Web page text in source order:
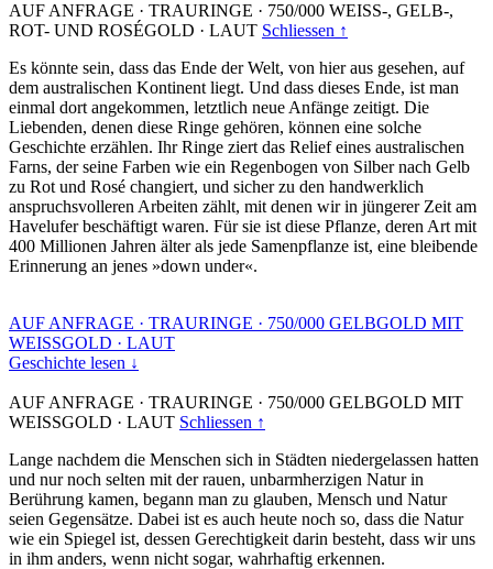
AUF ANFRAGE · TRAURINGE · 750/000 WEISS-, GELB-,
ROT- UND ROSÉGOLD · LAUT Schliessen ↑
Es könnte sein, dass das Ende der Welt, von hier aus gesehen, auf
dem australischen Kontinent liegt. Und dass dieses Ende, ist man
einmal dort angekommen, letztlich neue Anfänge zeitigt. Die
Liebenden, denen diese Ringe gehören, können eine solche
Geschichte erzählen. Ihr Ringe ziert das Relief eines australischen
Farns, der seine Farben wie ein Regenbogen von Silber nach Gelb
zu Rot und Rosé changiert, und sicher zu den handwerklich
anspruchsvolleren Arbeiten zählt, mit denen wir in jüngerer Zeit am
Havelufer beschäftigt waren. Für sie ist diese Pflanze, deren Art mit
400 Millionen Jahren älter als jede Samenpflanze ist, eine bleibende
Erinnerung an jenes »down under«.
AUF ANFRAGE · TRAURINGE · 750/000 GELBGOLD MIT
WEISSGOLD · LAUT
Geschichte lesen ↓
AUF ANFRAGE · TRAURINGE · 750/000 GELBGOLD MIT
WEISSGOLD · LAUT Schliessen ↑
Lange nachdem die Menschen sich in Städten niedergelassen hatten
und nur noch selten mit der rauen, unbarmherzigen Natur in
Berührung kamen, begann man zu glauben, Mensch und Natur
seien Gegensätze. Dabei ist es auch heute noch so, dass die Natur
wie ein Spiegel ist, dessen Gerechtigkeit darin besteht, dass wir uns
in ihm anders, wenn nicht sogar, wahrhaftig erkennen.